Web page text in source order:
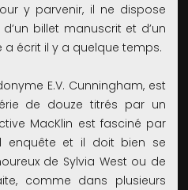
y parvenir, il ne dispose
billet manuscrit et d’un
a écrit il y a quelque temps.
E.V. Cunningham, est
de douze titrés par un
MacKlin est fasciné par
enquête et il doit bien se
de Sylvia West ou de
comme dans plusieurs